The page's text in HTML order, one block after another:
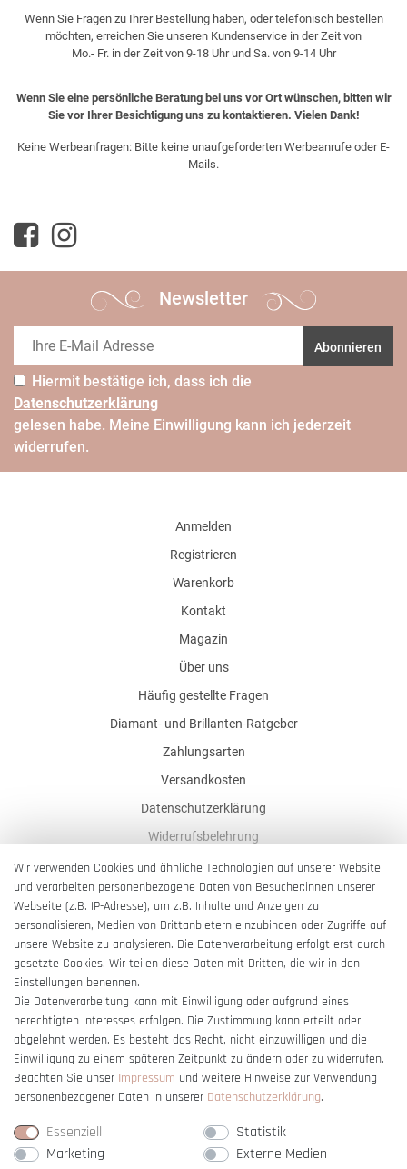
Wenn Sie Fragen zu Ihrer Bestellung haben, oder telefonisch bestellen
möchten, erreichen Sie unseren Kundenservice in der Zeit von
Mo.- Fr. in der Zeit von 9-18 Uhr und Sa. von 9-14 Uhr
Wenn Sie eine persönliche Beratung bei uns vor Ort wünschen, bitten wir
Sie vor Ihrer Besichtigung uns zu kontaktieren. Vielen Dank!
Keine Werbeanfragen: Bitte keine unaufgeforderten Werbeanrufe oder E-
Mails.
Newsletter
Abonnieren
Hiermit bestätige ich, dass ich die
Daten­schutz­erklärung
gelesen habe. Meine Einwilligung kann ich jederzeit
widerrufen.
Anmelden
Registrieren
Warenkorb
Kontakt
Magazin
Über uns
Häufig gestellte Fragen
Diamant- und Brillanten-Ratgeber
Zahlungsarten
Versandkosten
Datenschutzerklärung
Widerrufsbelehrung
AGB
Impressum
Barrierefreiheitserklärung
Vertrag widerrufen
Wir verwenden Cookies und ähnliche Technologien auf unserer Website
und verarbeiten personenbezogene Daten von Besucher:innen unserer
Webseite (z.B. IP-Adresse), um z.B. Inhalte und Anzeigen zu
personalisieren, Medien von Drittanbietern einzubinden oder Zugriffe auf
unsere Website zu analysieren. Die Datenverarbeitung erfolgt erst durch
gesetzte Cookies. Wir teilen diese Daten mit Dritten, die wir in den
Einstellungen benennen.
Die Datenverarbeitung kann mit Einwilligung oder aufgrund eines
berechtigten Interesses erfolgen. Die Zustimmung kann erteilt oder
abgelehnt werden. Es besteht das Recht, nicht einzuwilligen und die
Einwilligung zu einem späteren Zeitpunkt zu ändern oder zu widerrufen.
Beachten Sie unser Impressum und weitere Hinweise zur Verwendung
personenbezogener Daten in unserer Daten­schutz­erklärung.
Essenziell
Statistik
Marketing
Externe Medien